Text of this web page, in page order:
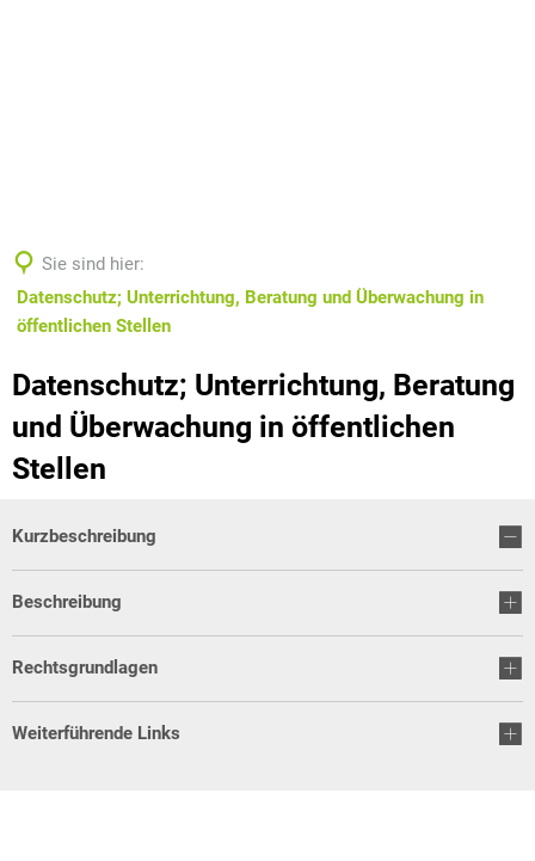
Sie sind hier:
Datenschutz; Unterrichtung, Beratung und Überwachung in
öffentlichen Stellen
Datenschutz; Unterrichtung, Beratung
und Überwachung in öffentlichen
Stellen
Kurzbeschreibung
Beschreibung
Rechtsgrundlagen
Weiterführende Links